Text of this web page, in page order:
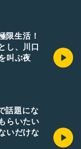
限生活！
し、川口
叫ぶ夜
話題にな
らいたい
いだけな